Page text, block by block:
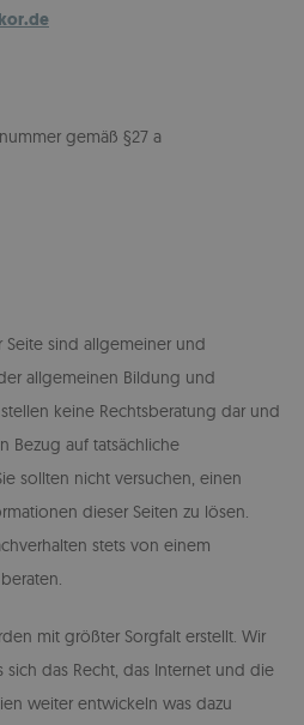
gemäß §27 a
sind allgemeiner und
allgemeinen Bildung und
keine Rechtsberatung dar und
Bezug auf tatsächliche
sollten nicht versuchen, einen
dieser Seiten zu lösen.
stets von einem
mit größter Sorgfalt erstellt. Wir
sich das Recht, das Internet und die
weiter entwickeln was dazu